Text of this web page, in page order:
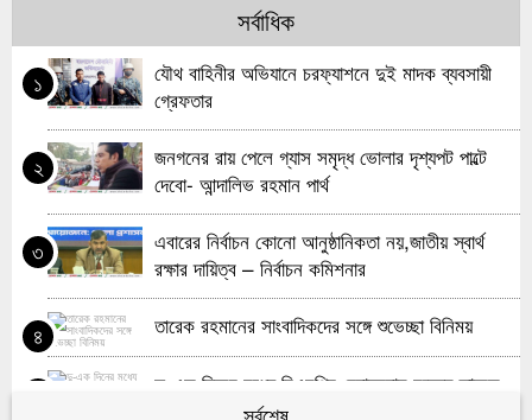
জাতীয় সাংবাদিক সংস্থা প্রতিষ্ঠাতা মরহুম মুহাম্মদ আলতাফ
হোসেন স্মরণ সভা অনুষ্ঠিত
ভোলায় মাদকবিরোধী মানববন্ধন ও র‌্যালি অনুষ্ঠিত
৯ ভোলায় চিহ্নিত মাদক ব্যবসায়ী আটক
১০
ভোলা-বরিশাল সেতু চাই ডকুমেন্টারি নির্মাণ ভোলা’র কনটেন্ট
ক্রিয়েটরদের উদ্যোগে
সর্বাধিক
১
যৌথ বাহিনীর অভিযানে চরফ্যাশনে দুই মাদক ব্যবসায়ী
গ্রেফতার
২
জনগনের রায় পেলে গ্যাস সমৃদ্ধ ভোলার দৃশ্যপট পাল্টে
দেবো- আন্দালিভ রহমান পার্থ
৩
এবারের নির্বাচন কোনো আনুষ্ঠানিকতা নয়,জাতীয় স্বার্থ
রক্ষার দায়িত্ব – নির্বাচন কমিশনার
৪ তারেক রহমানের সাংবাদিকদের সঙ্গে শুভেচ্ছা বিনিময়
দু-এক দিনের মধ্যে বিএনপির চেয়ারম্যান হচ্ছেন তারেক